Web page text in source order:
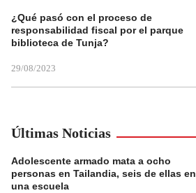
¿Qué pasó con el proceso de
responsabilidad fiscal por el parque
biblioteca de Tunja?
29/08/2023
Últimas Noticias
Adolescente armado mata a ocho
personas en Tailandia, seis de ellas en
una escuela